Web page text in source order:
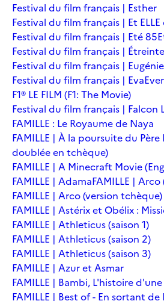
Festival du film français | Esther
Festival du film français | Et
Festival du film français | Eté 85
Festival du film français |
Festival du film français |
Festival du film français | Eva
F1® LE FILM (F1: The Movie)
Festival du film français | Falcon
FAMILLE : Le Royaume de Naya
FAMILLE | À la poursuite du Père
doublée en tchèque)
FAMILLE | A Minecraft Movie
FAMILLE | AdamaFAMILLE |
FAMILLE | Arco (version tchèque)
FAMILLE | Astérix et Obélix :
FAMILLE | Athleticus (saison 1)
FAMILLE | Athleticus (saison 2)
FAMILLE | Athleticus (saison 3)
FAMILLE | Azur et Asmar
FAMILLE | Bambi, L'histoire
FAMILLE | Best of - En sortant